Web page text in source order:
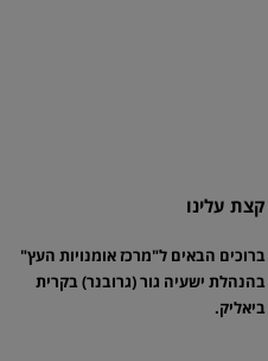
קצת עלינו
ברוכים הבאים ל"מרכז אומנויות העץ"
בהנהלת ישעיה גור (גרובנר) בקרית
ביאליק.